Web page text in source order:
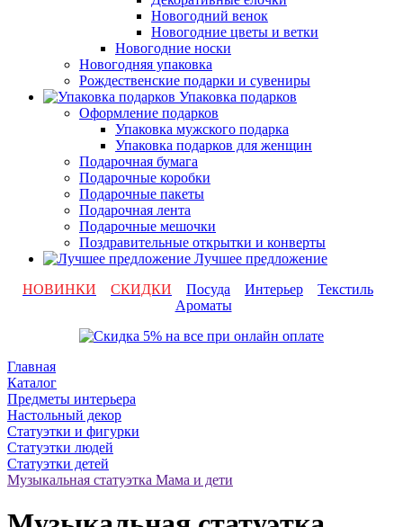
Новогодний венок
Новогодние цветы и ветки
Новогодние носки
Новогодняя упаковка
Рождественские подарки и сувениры
Упаковка подарков
Оформление подарков
Упаковка мужского подарка
Упаковка подарков для женщин
Подарочная бумага
Подарочные коробки
Подарочные пакеты
Подарочная лента
Подарочные мешочки
Поздравительные открытки и конверты
Лучшее предложение
НОВИНКИ
СКИДКИ Посуда Интерьер
Текстиль
Ароматы
Главная
Каталог
Предметы интерьера
Настольный декор
Статуэтки и фигурки
Статуэтки людей
Статуэтки детей
Музыкальная статуэтка Мама и дети